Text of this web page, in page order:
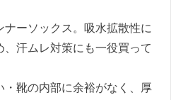
ーソックス。吸水拡散性に
汗ムレ対策にも一役買って
靴の内部に余裕がなく、厚